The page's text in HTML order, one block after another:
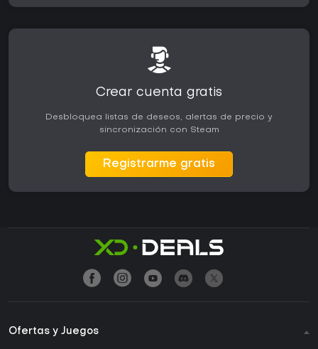
Crear cuenta gratis
Desbloquea listas de deseos, alertas de precio y
sincronización con Steam
Registrarme gratis
Ofertas y Juegos